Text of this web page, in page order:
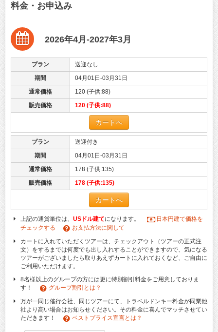
料金・お申込み
2026年4月-2027年3月
プラン
送迎なし
期間
04月01日-03月31日
通常価格
120 (子供:88)
販売価格
120 (子供:88)
カートへ
プラン
送迎付き
期間
04月01日-03月31日
通常価格
178 (子供:135)
販売価格
178 (子供:135)
カートへ
上記の通貨単位は、 USドル建てになります。
日本円建て価格を
チェックする
お支払方法に関して
カートに入れていただくツアーは、チェックアウト（ツアーの正式注
文）をするまでは何度でも出し入れすることができますので、気になる
ツアーがございましたら取りあえずカートに入れておくなど、ご自由に
ご利用いただけます。
8名様以上のグループの方には更に特別割引料金をご用意しておりま
す！
グループ割引とは？
万が一同じ催行会社、同じツアーにて、トラベルドンキー料金が同業他
社より高い場合はお知らせください。その料金に喜んでマッチさせてい
ただきます！
ベストプライス宣言とは？